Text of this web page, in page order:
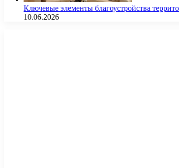
Ключевые элементы благоустройства
10.06.2026